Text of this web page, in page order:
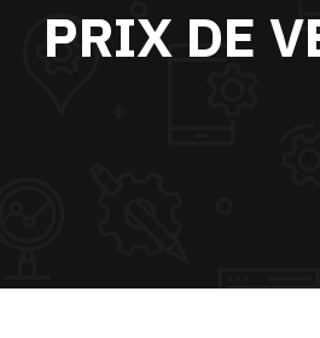
PRIX DE